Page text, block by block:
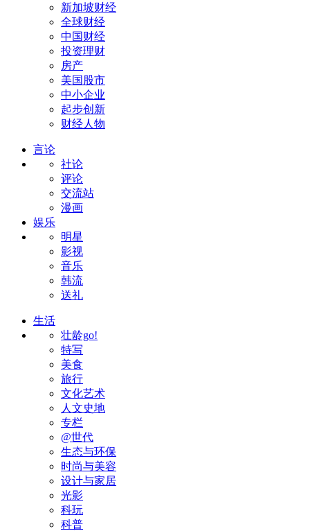
新加坡财经
全球财经
中国财经
投资理财
房产
美国股市
中小企业
起步创新
财经人物
言论
社论
评论
交流站
漫画
娱乐
明星
影视
音乐
韩流
送礼
生活
壮龄go!
特写
美食
旅行
文化艺术
人文史地
专栏
@世代
生态与环保
时尚与美容
设计与家居
光影
科玩
科普